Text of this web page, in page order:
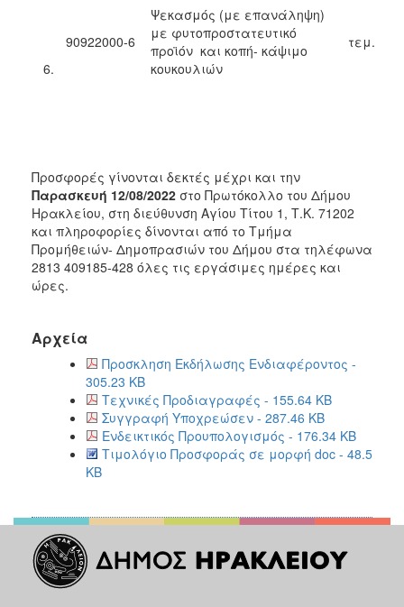
6.
90922000-6
Ψεκασμός (με επανάληψη)
με φυτοπροστατευτικό
προϊόν και κοπή- κάψιμο
κουκουλιών
τεμ.
Προσφορές γίνονται δεκτές μέχρι και την
Παρασκευή 12/08/2022 στο Πρωτόκολλο του Δήμου
Ηρακλείου, στη διεύθυνση Αγίου Τίτου 1, Τ.Κ. 71202
και πληροφορίες δίνονται από το Τμήμα
Προμήθειών- Δημοπρασιών του Δήμου στα τηλέφωνα
2813 409185-428 όλες τις εργάσιμες ημέρες και
ώρες.
Αρχεία
Προσκληση Εκδήλωσης Ενδιαφέροντος -
305.23 KB
Τεχνικές Προδιαγραφές - 155.64 KB
Συγγραφή Υποχρεώσεν - 287.46 KB
Ενδεικτικός Προυπολογισμός - 176.34 KB
Τιμολόγιο Προσφοράς σε μορφή doc - 48.5
KB